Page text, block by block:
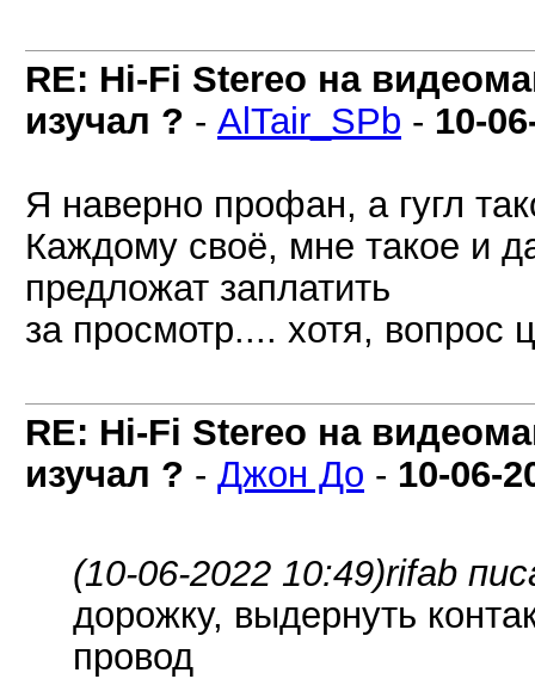
RE: Hi-Fi Stereo на
изучал ? - AlTair_SPb - 10-
Я наверно профан, а гугл
Каждому своё, мне такое и
предложат заплатить
за просмотр.... хотя, вопрос
RE: Hi-Fi Stereo на
изучал ? - Джон До - 10-06-
(10-06-2022 10:49)rifab
дорожку, выдернуть
провод